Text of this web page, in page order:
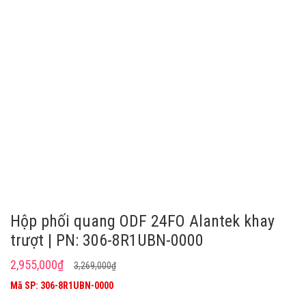
Hộp phối quang ODF 24FO Alantek khay
trượt | PN: 306-8R1UBN-0000
3,269,000₫Giá
2,955,000₫
Giá
Mã SP: 306-8R1UBN-0000